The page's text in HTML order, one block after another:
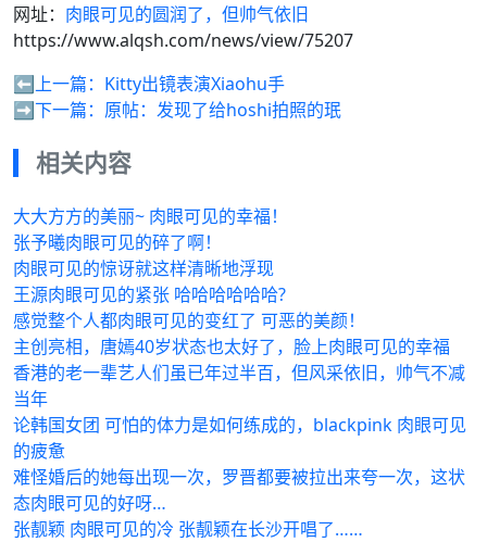
网址： 肉眼可见的圆润了，但帅气依旧
https://www.alqsh.com/news/view/75207
⬅️上一篇： Kitty出镜表演Xiaohu手
➡️下一篇： 原帖：发现了给hoshi拍照的珉
相关内容
大大方方的美丽~ 肉眼可见的幸福！
张予曦肉眼可见的碎了啊！
肉眼可见的惊讶就这样清晰地浮现
王源肉眼可见的紧张 哈哈哈哈哈哈?
感觉整个人都肉眼可见的变红了 可恶的美颜！
主创亮相，唐嫣40岁状态也太好了，脸上肉眼可见的幸福
香港的老一辈艺人们虽已年过半百，但风采依旧，帅气不减
当年
论韩国女团 可怕的体力是如何练成的，blackpink 肉眼可见
的疲惫
难怪婚后的她每出现一次，罗晋都要被拉出来夸一次，这状
态肉眼可见的好呀…
张靓颖 肉眼可见的冷 张靓颖在长沙开唱了……